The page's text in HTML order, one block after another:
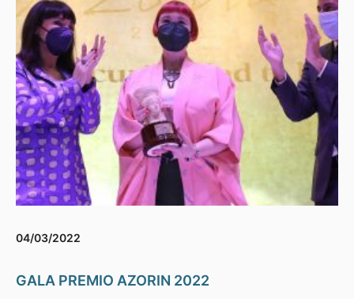
04/03/2022
GALA PREMIO AZORIN 2022